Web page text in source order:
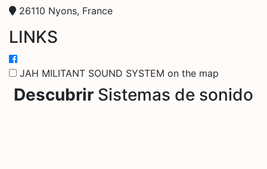
26110 Nyons, France
LINKS
JAH MILITANT SOUND SYSTEM on the map
Descubrir Sistemas de sonido